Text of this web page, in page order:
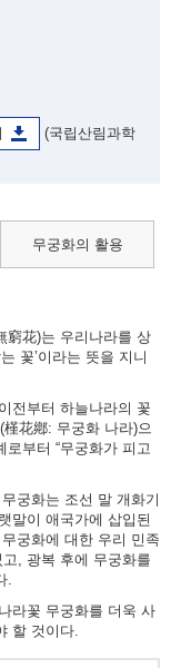
(국립산림과학
무궁화의 활용
窮花)는 우리나라를 상
꽃’이라는 뜻을 지니
전부터 하늘나라의 꽃
槿花鄕: 무궁화 나라)으
부터 “무궁화가 피고
궁화는 조선 말 개화기
말이 애국가에 삽입된
궁화에 대한 우리 민족
, 광복 후에 무궁화를
.
라꽃 무궁화를 더욱 사
할 것이다.